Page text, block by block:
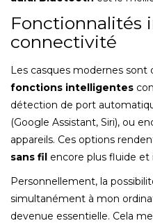
Fonctionnalités
connectivité
Les casques modernes sont
fonctions intelligentes
détection de port
(Google Assistant, Siri), ou
appareils. Ces options
sans fil encore plus fluide et
Personnellement, la
simultanément à mon
devenue essentielle. Cela